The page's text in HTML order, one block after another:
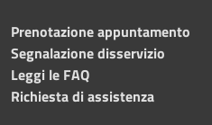
Prenotazione appuntamento
Segnalazione disservizio
Leggi le FAQ
Richiesta di assistenza